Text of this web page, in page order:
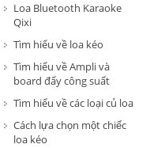
Loa Bluetooth Karaoke
Qixi
Tìm hiểu về loa kéo
Tìm hiểu về Ampli và
board đẩy công suất
Tìm hiểu về các loại củ loa
Cách lựa chọn một chiếc
loa kéo